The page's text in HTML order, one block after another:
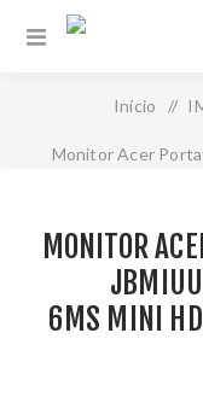
Início /
Monitor Acer
MONITOR
6MS MINI